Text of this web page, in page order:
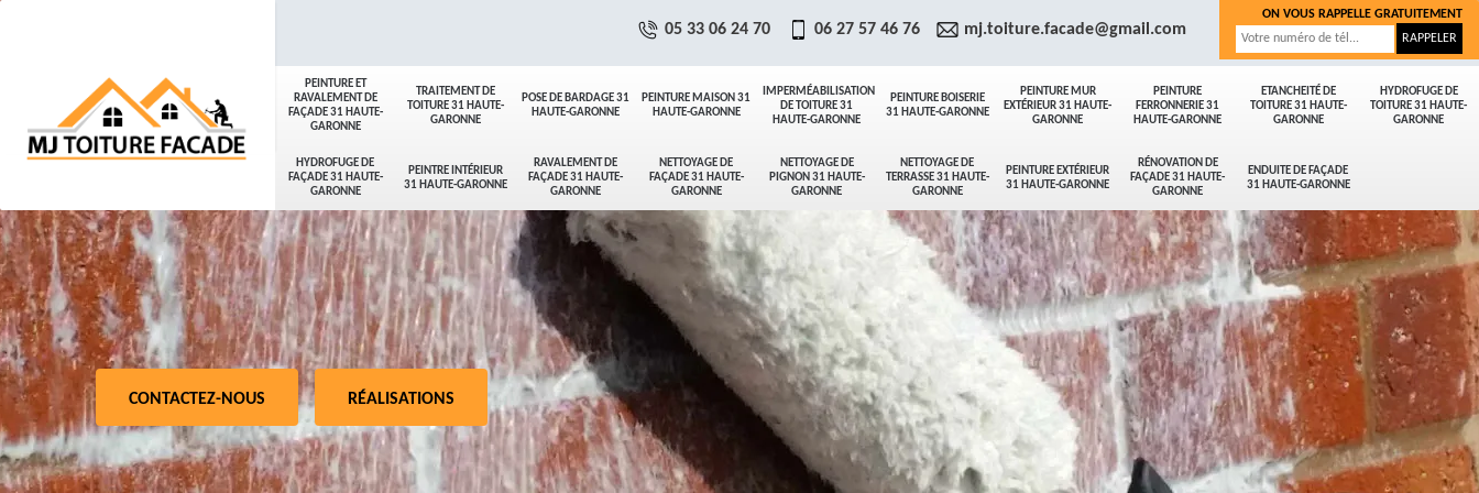
PEINTURE ET
RAVALEMENT DE
FAÇADE 31 HAUTE-
GARONNE
TRAITEMENT DE
TOITURE 31 HAUTE-
GARONNE
POSE DE BARDAGE 31
HAUTE-GARONNE
PEINTURE MAISON 31
HAUTE-GARONNE
IMPERMÉABILISATION
DE TOITURE 31
HAUTE-GARONNE
PEINTURE BOISERIE
31 HAUTE-GARONNE
PEINTURE MUR
EXTÉRIEUR 31 HAUTE-
GARONNE
PEINTURE
FERRONNERIE 31
HAUTE-GARONNE
ETANCHEITÉ DE
TOITURE 31 HAUTE-
GARONNE
HYDROFUGE DE
TOITURE 31 HAUTE-
GARONNE
HYDROFUGE DE
FAÇADE 31 HAUTE-
GARONNE
PEINTRE INTÉRIEUR
31 HAUTE-GARONNE
RAVALEMENT DE
FAÇADE 31 HAUTE-
GARONNE
NETTOYAGE DE
FAÇADE 31 HAUTE-
GARONNE
NETTOYAGE DE
PIGNON 31 HAUTE-
GARONNE
NETTOYAGE DE
TERRASSE 31 HAUTE-
GARONNE
PEINTURE EXTÉRIEUR
31 HAUTE-GARONNE
RÉNOVATION DE
FAÇADE 31 HAUTE-
GARONNE
ENDUITE DE FAÇADE
31 HAUTE-GARONNE
05 33 06 24 70 06 27 57 46 76 mj.toiture.facade@gmail.com
ON VOUS RAPPELLE GRATUITEMENT
CONTACTEZ-NOUS RÉALISATIONS